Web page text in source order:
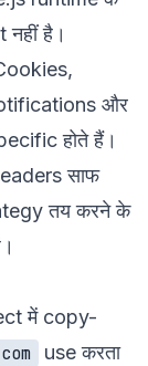
है।
और
होते हैं।
साफ
तय करने के
में copy-
use करता